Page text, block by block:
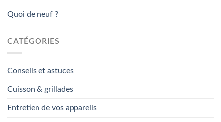
Quoi de neuf ?
CATÉGORIES
Conseils et astuces
Cuisson & grillades
Entretien de vos appareils